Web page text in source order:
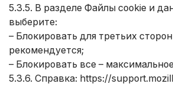
5.3.5. В разделе Файлы cookie и
выберите:
– Блокировать для третьих
рекомендуется;
– Блокировать все –
5.3.6. Справка: https://